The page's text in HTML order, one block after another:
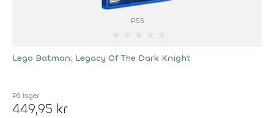
PS5
Lego Batman: Legacy Of The Dark Knight
På lager
449,95 kr